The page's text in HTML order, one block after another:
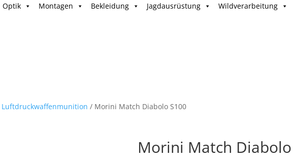
Optik Montagen Bekleidung Jagdausrüstung Wildverarbeitung
Luftdruckwaffenmunition / Morini Match Diabolo S100
Morini Match Diabolo